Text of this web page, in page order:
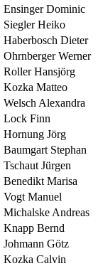
Ensinger Dominic
Siegler Heiko
Haberbosch Dieter
Ohrnberger Werner
Roller Hansjörg
Kozka Matteo
Welsch Alexandra
Lock Finn
Hornung Jörg
Baumgart Stephan
Tschaut Jürgen
Benedikt Marisa
Vogt Manuel
Michalske Andreas
Knapp Bernd
Johmann Götz
Kozka Calvin